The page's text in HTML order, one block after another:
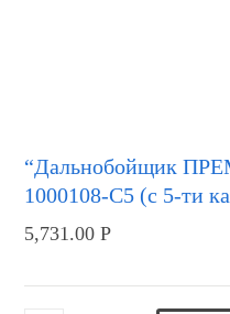
“Дальнобойщик
1000108-С5 (с 5-ти
5,731.00Р